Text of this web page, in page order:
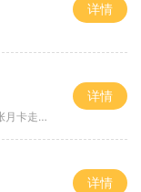
详情
走天涯b
详情
详情